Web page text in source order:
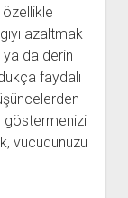
özellikle
azaltmak
da derin
faydalı
göstermenizi
vücudunuzu